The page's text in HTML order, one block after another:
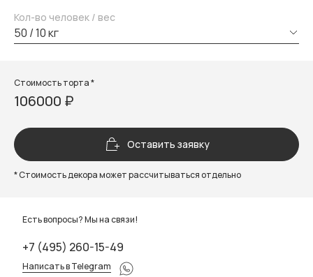
Кол-во человек / вес
50 / 10 кг
Стоимость торта *
106000 ₽
Оставить заявку
* Стоимость декора может рассчитываться отдельно
Есть вопросы? Мы на связи!
+7 (495) 260-15-49
Написать в Telegram